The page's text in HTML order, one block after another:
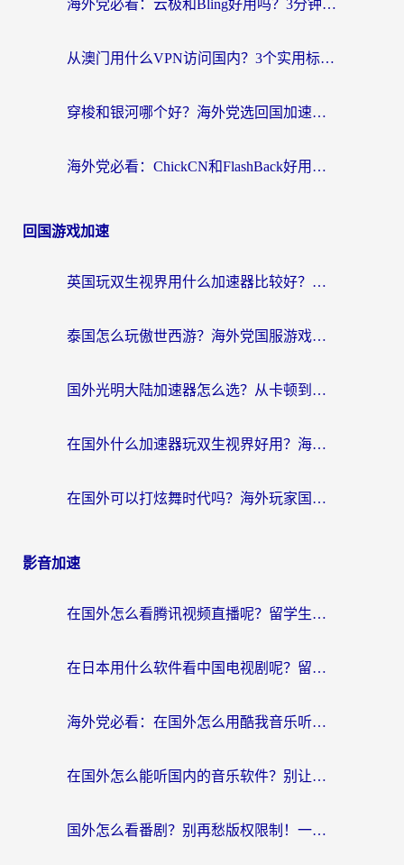
海外党必看：云极和Bling好用吗？3分钟教你选对回国加速器
从澳门用什么VPN访问国内？3个实用标准帮你避开坑，无缝刷剧听歌
穿梭和银河哪个好？海外党选回国加速器的避坑指南，附番茄加速器实测体验
海外党必看：ChickCN和FlashBack好用吗？3招教你选对回国加速器（附云极、HomeCN、斧牛vs艾果对比）
回国游戏加速
英国玩双生视界用什么加速器比较好？海外党亲测有效的国服游戏加速方案
泰国怎么玩傲世西游？海外党国服游戏加速终极攻略（附光明大陆量子特攻实测）
国外光明大陆加速器怎么选？从卡顿到丝滑的终极指南（含德国玩走开外星人墨西哥玩俄罗斯方块技巧）
在国外什么加速器玩双生视界好用？海外党亲测不踩坑的终极指南
在国外可以打炫舞时代吗？海外玩家国服游戏加速全攻略（附实测推荐）
影音加速
在国外怎么看腾讯视频直播呢？留学生亲测有效的回国加速指南
在日本用什么软件看中国电视剧呢？留学生亲测有效的回国加速方案
海外党必看：在国外怎么用酷我音乐听音乐？告别“地区不支持”的实用指南
在国外怎么能听国内的音乐软件？别让版权限制断了你的“中文歌单”
国外怎么看番剧？别再愁版权限制！一个工具解决所有回国追剧难题